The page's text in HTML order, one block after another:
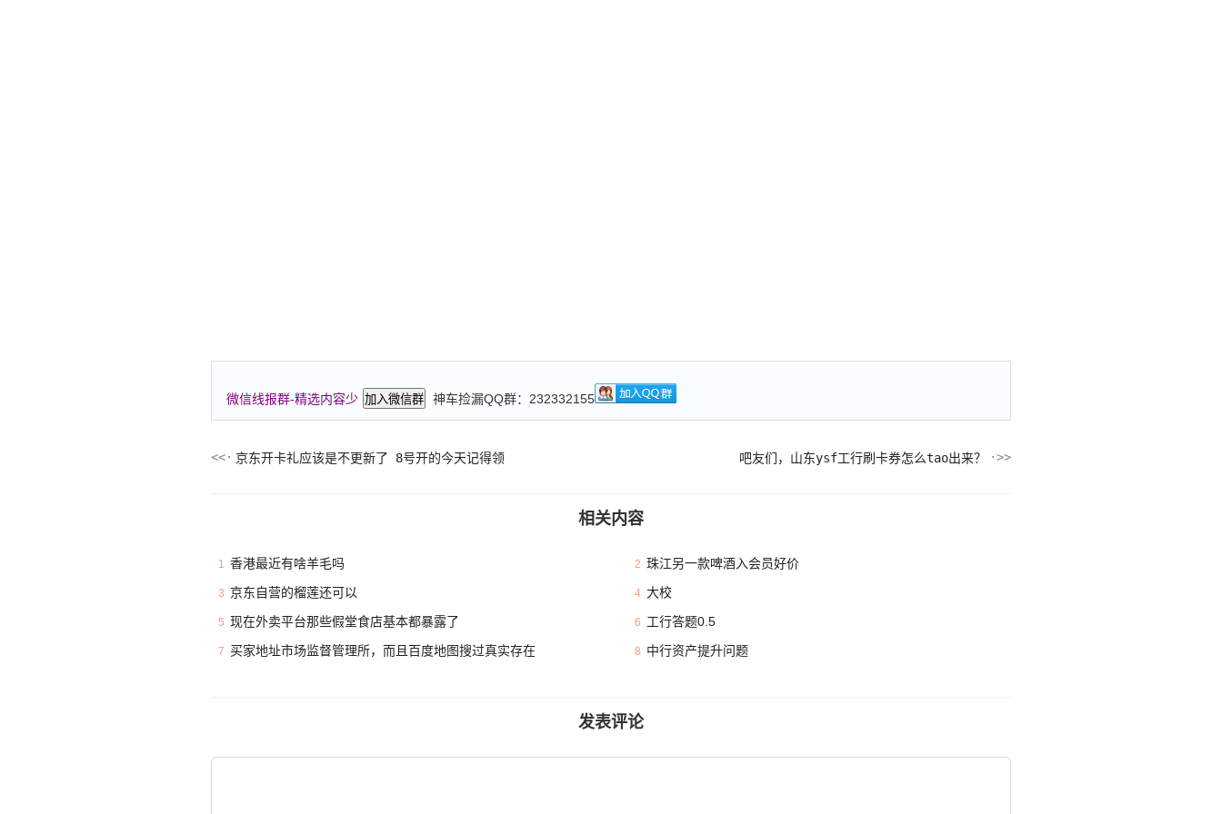
微信线报群-精选内容少 加入微信群 神车捡漏QQ群：232332155
京东开卡礼应该是不更新了 8号开的今天记得领 吧友们，山东ysf工行刷卡券怎么tao出来？
相关内容
1 香港最近有啥羊毛吗 2 珠江另一款啤酒入会员好价
3 京东自营的榴莲还可以 4 大校
5 现在外卖平台那些假堂食店基本都暴露了 6 工行答题0.5
7 买家地址市场监督管理所，而且百度地图搜过真实存在 8 中行资产提升问题
发表评论